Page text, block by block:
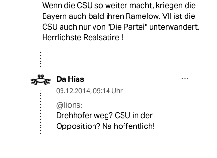
Wenn die CSU so weiter macht, kriegen die
Bayern auch bald ihren Ramelow. Vll ist die
CSU auch nur von "Die Partei" unterwandert.
Herrlichste Realsatire !
Da Hias
09.12.2014, 09:14 Uhr
@lions:
Drehhofer weg? CSU in der
Opposition? Na hoffentlich!